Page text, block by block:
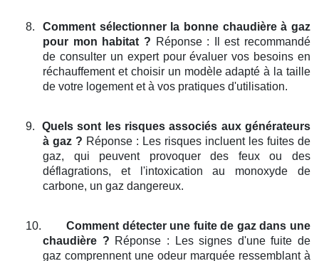
8.
Comment sélectionner la bonne chaudière à gaz
pour mon habitat ? Réponse : Il est recommandé
de consulter un expert pour évaluer vos besoins en
réchauffement et choisir un modèle adapté à la taille
de votre logement et à vos pratiques d'utilisation.
9.
Quels sont les risques associés aux générateurs
à gaz ? Réponse : Les risques incluent les fuites de
gaz, qui peuvent provoquer des feux ou des
déflagrations, et l'intoxication au monoxyde de
carbone, un gaz dangereux.
10.
Comment détecter une fuite de gaz dans une
chaudière ? Réponse : Les signes d'une fuite de
gaz comprennent une odeur marquée ressemblant à